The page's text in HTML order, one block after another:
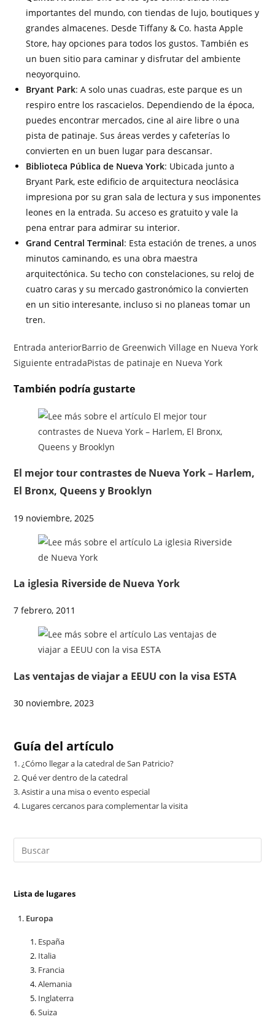
importantes del mundo, con tiendas de lujo, boutiques y
grandes almacenes. Desde Tiffany & Co. hasta Apple
Store, hay opciones para todos los gustos. También es
un buen sitio para caminar y disfrutar del ambiente
neoyorquino.
Bryant Park: A solo unas cuadras, este parque es un
respiro entre los rascacielos. Dependiendo de la época,
puedes encontrar mercados, cine al aire libre o una
pista de patinaje. Sus áreas verdes y cafeterías lo
convierten en un buen lugar para descansar.
Biblioteca Pública de Nueva York: Ubicada junto a
Bryant Park, este edificio de arquitectura neoclásica
impresiona por su gran sala de lectura y sus imponentes
leones en la entrada. Su acceso es gratuito y vale la
pena entrar para admirar su interior.
Grand Central Terminal: Esta estación de trenes, a unos
minutos caminando, es una obra maestra
arquitectónica. Su techo con constelaciones, su reloj de
cuatro caras y su mercado gastronómico la convierten
en un sitio interesante, incluso si no planeas tomar un
tren.
Entrada anteriorBarrio de Greenwich Village en Nueva York
Siguiente entradaPistas de patinaje en Nueva York
También podría gustarte
El mejor tour contrastes de Nueva York – Harlem,
El Bronx, Queens y Brooklyn
19 noviembre, 2025
La iglesia Riverside de Nueva York
7 febrero, 2011
Las ventajas de viajar a EEUU con la visa ESTA
30 noviembre, 2023
Guía del artículo
1.¿Cómo llegar a la catedral de San Patricio?
2.Qué ver dentro de la catedral
3.Asistir a una misa o evento especial
4. Lugares cercanos para complementar la visita
Lista de lugares
Europa
España
Italia
Francia
Alemania
Inglaterra
Suiza